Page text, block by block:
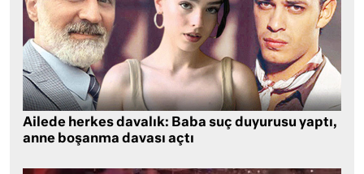
Ailede herkes davalık: Baba suç duyurusu yaptı,
anne boşanma davası açtı